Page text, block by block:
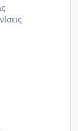
χαρές,
ή μεγάλη